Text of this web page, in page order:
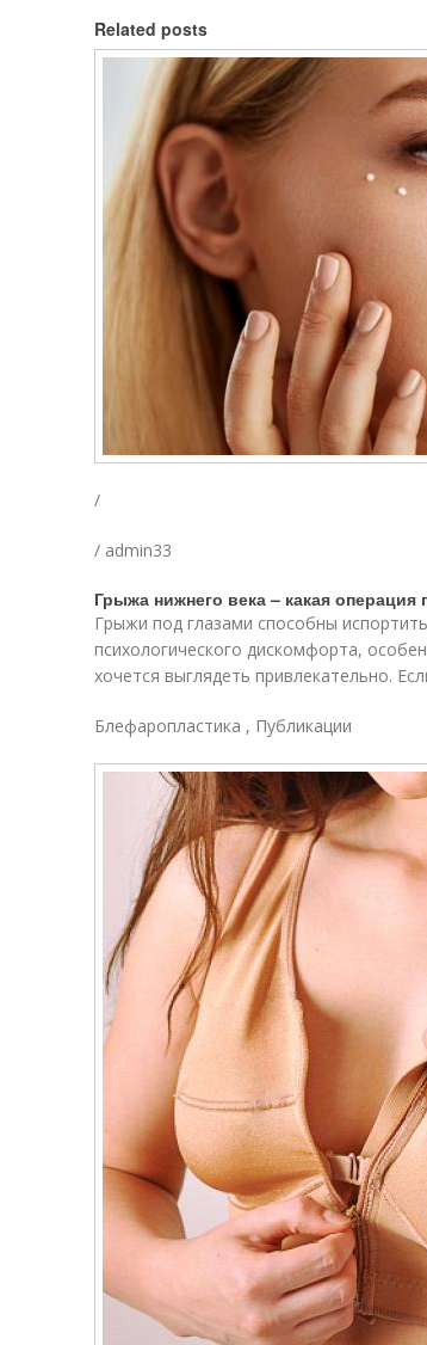
Related posts
/
/ admin33
Грыжа нижнего века – какая операция
Грыжи под глазами способны
психологического дискомфорта,
хочется выглядеть привлекательно.
Блефаропластика , Публикации